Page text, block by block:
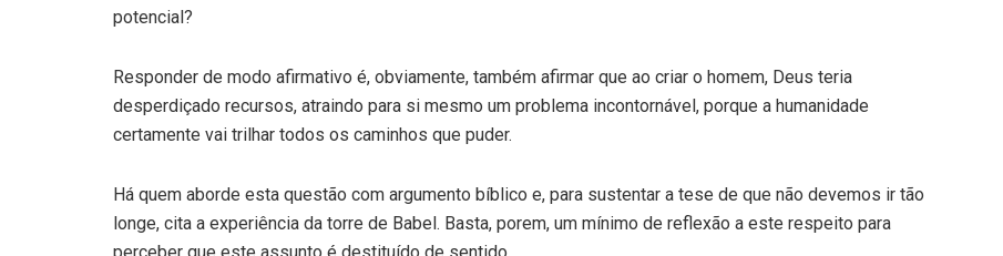
potencial?
Responder de modo afirmativo é, obviamente, também afirmar que ao criar o homem, Deus teria
desperdiçado recursos, atraindo para si mesmo um problema incontornável, porque a humanidade
certamente vai trilhar todos os caminhos que puder.
Há quem aborde esta questão com argumento bíblico e, para sustentar a tese de que não devemos ir tão
longe, cita a experiência da torre de Babel. Basta, porem, um mínimo de reflexão a este respeito para